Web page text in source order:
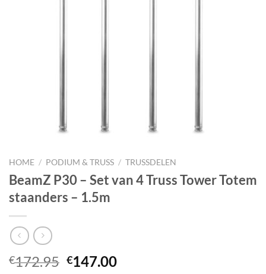
HOME / PODIUM & TRUSS / TRUSSDELEN
BeamZ P30 – Set van 4 Truss Tower Totem
staanders – 1.5m
€172.95 Oorspronkelijke
€147.00Huidige